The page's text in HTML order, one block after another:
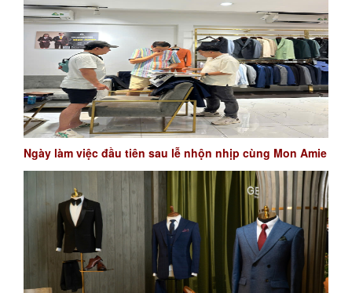
Ngày làm việc đầu tiên sau lễ nhộn nhịp cùng Mon Amie